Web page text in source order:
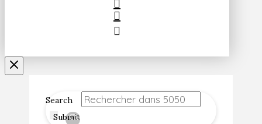
Search
Submit
Clear